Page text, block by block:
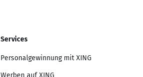
Services
Personalgewinnung mit XING
Werben auf XING